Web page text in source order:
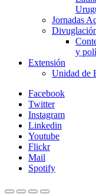
Jornadas
y
Extensión
Unidad de
Facebook
Twitter
Instagram
Linkedin
Youtube
Flickr
Mail
Spotify